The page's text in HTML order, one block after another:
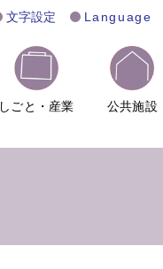
文字設定 Language
しごと・産業 公共施設